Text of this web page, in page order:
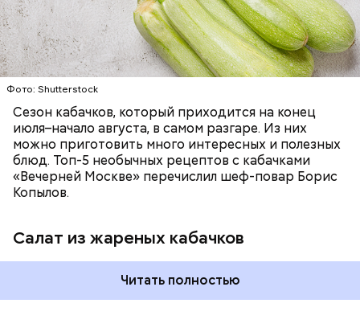
Фото: Shutterstock
Сезон кабачков, который приходится на конец
июля–начало августа, в самом разгаре. Из них
можно приготовить много интересных и полезных
блюд. Топ-5 необычных рецептов с кабачками
«Вечерней Москве» перечислил шеф-повар Борис
Копылов.
Салат из жареных кабачков
Читать полностью
кремний — укрепляет кости, зубы, волосы и
ногти и оказывает омолаживающее действие;
Вред дыни
Фото: Shutterstock